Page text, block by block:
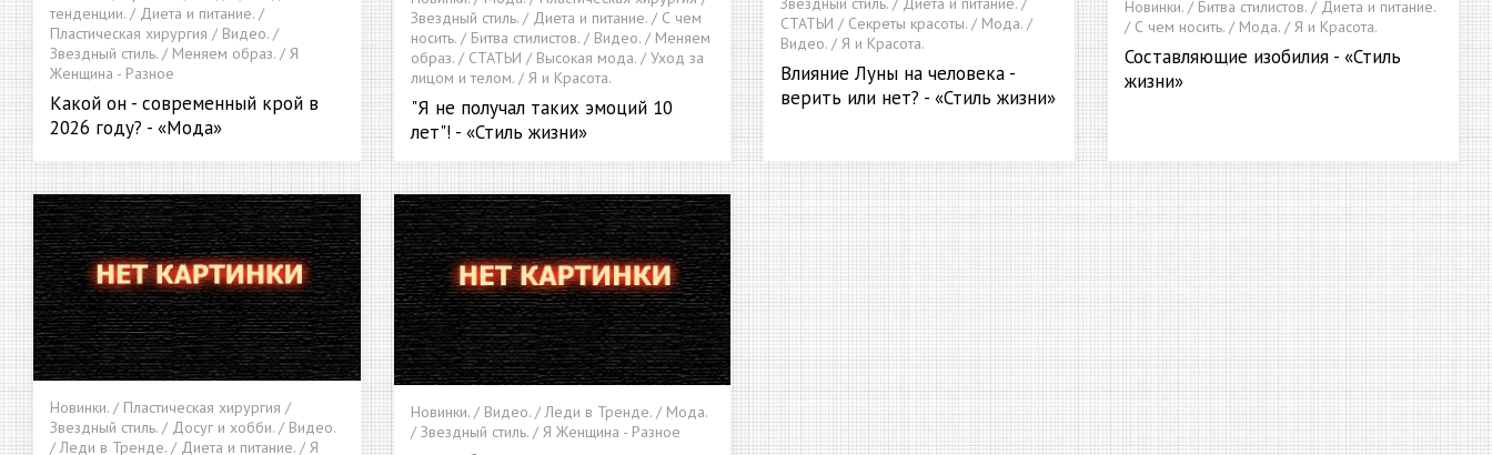
тенденции. / Диета и питание. /
Пластическая хирургия / Видео. /
Звездный стиль. / Меняем образ. / Я
Женщина - Разное
Какой он - современный крой в
2026 году? - «Мода»
Звездный стиль. / Диета и питание. / С чем
носить. / Битва стилистов. / Видео. / Меняем
образ. / СТАТЬИ / Высокая мода. / Уход за
лицом и телом. / Я и Красота.
"Я не получал таких эмоций 10
лет"! - «Стиль жизни»
СТАТЬИ / Секреты красоты. / Мода. /
Видео. / Я и Красота.
Влияние Луны на человека -
верить или нет? - «Стиль жизни»
Новинки. / Битва стилистов. / Диета и питание.
/ С чем носить. / Мода. / Я и Красота.
Составляющие изобилия - «Стиль
жизни»
Новинки. / Пластическая хирургия /
Звездный стиль. / Досуг и хобби. / Видео.
/ Леди в Тренде. / Диета и питание. / Я
Новинки. / Видео. / Леди в Тренде. / Мода.
/ Звездный стиль. / Я Женщина - Разное